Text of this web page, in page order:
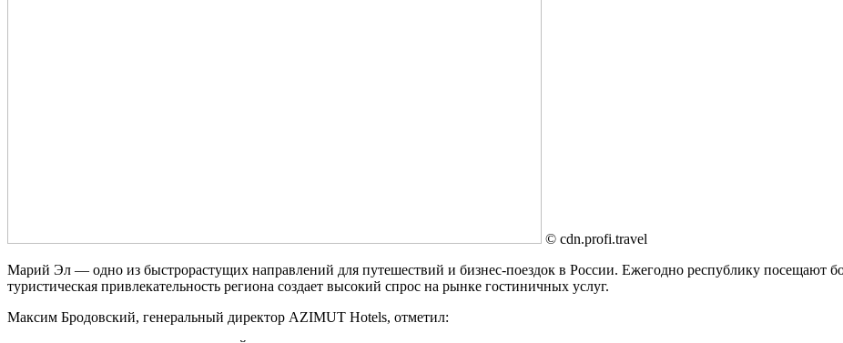
© cdn.profi.travel
Марий Эл — одно из быстрорастущих направлений для путешествий и бизнес-поездок в России. Ежегодно республику посещают
туристическая привлекательность региона создает высокий спрос на рынке гостиничных услуг.
Максим Бродовский, генеральный директор AZIMUT Hotels, отметил: